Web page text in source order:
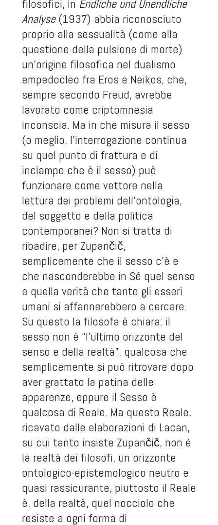
filosofici, in Endliche und Unendliche
Analyse(1937) abbia riconosciuto
proprio alla sessualità (come alla
questione della pulsione di morte)
un’origine filosofica nel dualismo
empedocleo fra Eros e Neikos, che,
sempre secondo Freud, avrebbe
lavorato come criptomnesia
inconscia. Ma in che misura il sesso
(o meglio, l’interrogazione continua
su quel punto di frattura e di
inciampo che è il sesso) può
funzionare come vettore nella
lettura dei problemi dell’ontologia,
del soggetto e della politica
contemporanei? Non si tratta di
ribadire, per Zupančič,
semplicemente che il sesso c’è e
che nasconderebbe in Sé quel senso
e quella verità che tanto gli esseri
umani si affannerebbero a cercare.
Su questo la filosofa è chiara: il
sesso non è “l’ultimo orizzonte del
senso e della realtà”, qualcosa che
semplicemente si può ritrovare dopo
aver grattato la patina delle
apparenze, eppure il Sesso è
qualcosa di Reale. Ma questo Reale,
ricavato dalle elaborazioni di Lacan,
su cui tanto insiste Zupančič, non è
la realtà dei filosofi, un orizzonte
ontologico-epistemologico neutro e
quasi rassicurante, piuttosto il Reale
è, della realtà, quel nocciolo che
resiste a ogni forma di